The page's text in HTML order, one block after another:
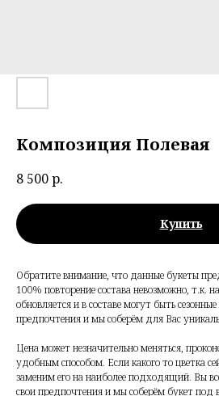
Композиция Полевая
8 500р.
Купить
Обратите внимание, что данные букеты
100% повторение состава невозможно, т.к.
обновляется и в составе могут быть
предпочтения и мы соберём для Вас
Цена может незначительно меняться,
удобным способом. Если какого то цветка
заменим его на наиболее подходящий. Вы
свои предпочтения и мы соберём букет